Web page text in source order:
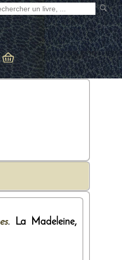
. La Madeleine,